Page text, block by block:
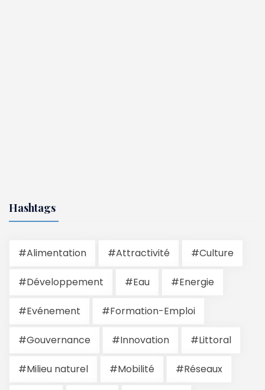
Hashtags
#Alimentation #Attractivité #Culture
#Développement #Eau #Energie
#Evénement #Formation-Emploi
#Gouvernance #Innovation #Littoral
#Milieu naturel #Mobilité #Réseaux